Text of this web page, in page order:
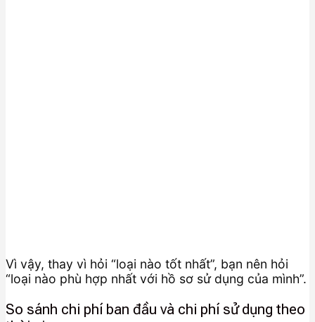
Vì vậy, thay vì hỏi “loại nào tốt nhất”, bạn nên hỏi
“loại nào phù hợp nhất với hồ sơ sử dụng của mình”.
So sánh chi phí ban đầu và chi phí sử dụng theo